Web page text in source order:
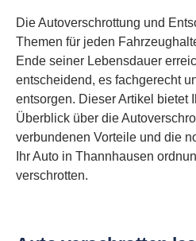
Die Autoverschrottung und
Themen für jeden
Ende seiner Lebensdauer
entscheidend, es fachgerecht
entsorgen. Dieser Artikel bietet
Überblick über die
verbundenen Vorteile und die
Ihr Auto in Thannhausen
verschrotten.